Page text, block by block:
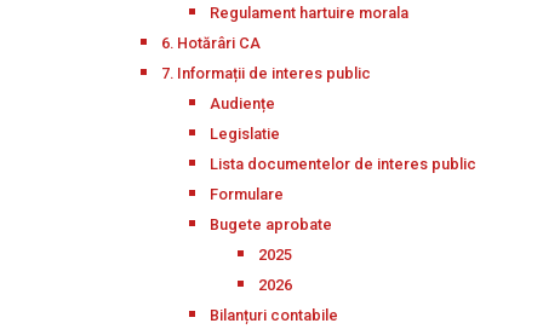
Regulament hartuire morala
6. Hotărâri CA
7. Informații de interes public
Audiențe
Legislatie
Lista documentelor de interes public
Formulare
Bugete aprobate
2025
2026
Bilanțuri contabile